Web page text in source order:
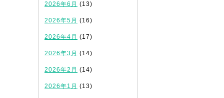
2026年6月 (13)
2026年5月 (16)
2026年4月 (17)
2026年3月 (14)
2026年2月 (14)
2026年1月 (13)